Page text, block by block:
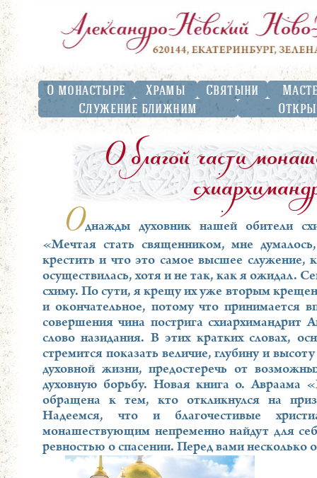
О монастыре Храмы Святыни
Служение ближним
О благой части
Однажды духовник нашей обители
«Мечтая стать священником, мне
крестить и что это самое высшее
осуществилась, хотя и не так, как я ожидал.
схиму. По сути, я крещу их уже вторым
и окончательное, потому что принимается
совершения чина пострига схиархимандрит
слово назидания. В этих кратких словах,
стремится показать величие, глубину и
духовной жизни, предостеречь от
духовную борьбу. Новая книга о. Авраама
обращена к тем, кто откликнулся на
Надеемся, что и благочестивые
монашествующим непременно найдут для
ревностью о спасении. Перед вами несколько